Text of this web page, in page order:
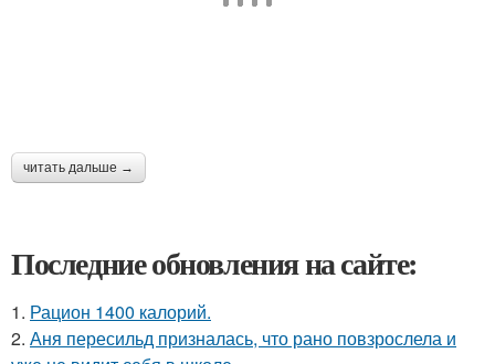
читать дальше →
Последние обновления на сайте:
1. Рацион 1400 калорий.
2. Аня пересильд призналась, что рано повзрослела и